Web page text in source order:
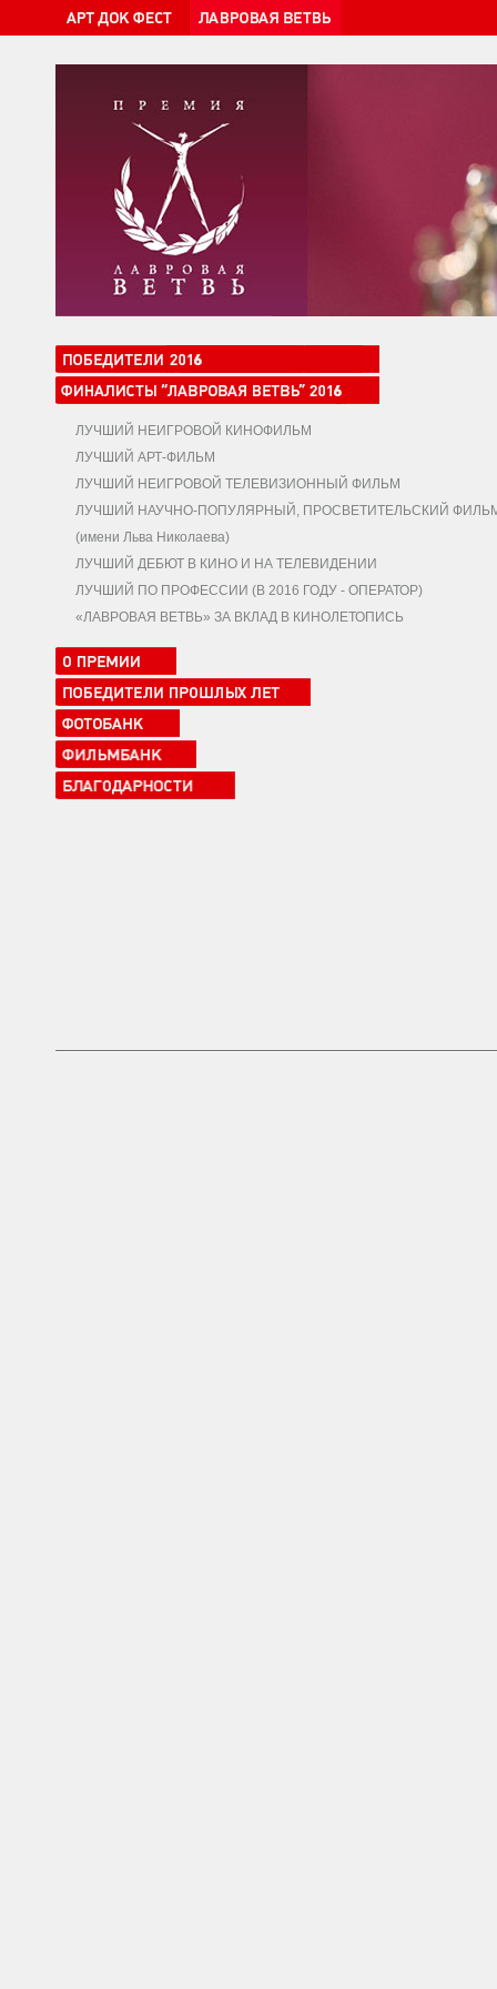
ЛУЧШИЙ НЕИГРОВОЙ КИНОФИЛЬМ
ЛУЧШИЙ АРТ-ФИЛЬМ
ЛУЧШИЙ НЕИГРОВОЙ ТЕЛЕВИЗИОННЫЙ ФИЛЬМ
ЛУЧШИЙ НАУЧНО-ПОПУЛЯРНЫЙ, ПРОСВЕТИТЕЛЬСКИЙ
(имени Льва Николаева)
ЛУЧШИЙ ДЕБЮТ В КИНО И НА ТЕЛЕВИДЕНИИ
ЛУЧШИЙ ПО ПРОФЕССИИ (В 2016 ГОДУ - ОПЕРАТОР)
«ЛАВРОВАЯ ВЕТВЬ» ЗА ВКЛАД В КИНОЛЕТОПИСЬ